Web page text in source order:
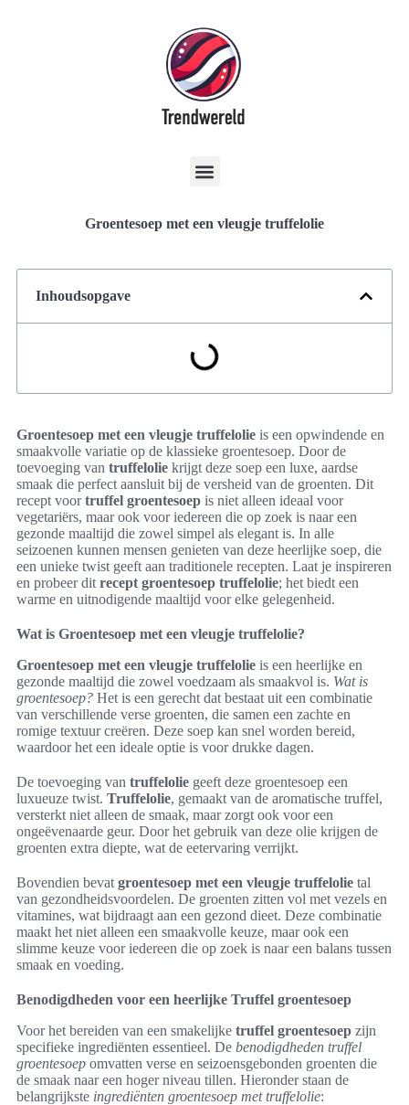
Groentesoep met een vleugje truffelolie
Inhoudsopgave
Groentesoep met een vleugje truffelolie is een opwindende en
smaakvolle variatie op de klassieke groentesoep. Door de
toevoeging van truffelolie krijgt deze soep een luxe, aardse
smaak die perfect aansluit bij de versheid van de groenten. Dit
recept voortruffel groentesoep is niet alleen ideaal voor
vegetariërs, maar ook voor iedereen die op zoek is naar een
gezonde maaltijd die zowel simpel als elegant is. In alle
seizoenen kunnen mensen genieten van deze heerlijke soep, die
een unieke twist geeft aan traditionele recepten. Laat je inspireren
en probeer dit recept groentesoep truffelolie; het biedt een
warme en uitnodigende maaltijd voor elke gelegenheid.
Wat is Groentesoep met een vleugje truffelolie?
Groentesoep met een vleugje truffelolie is een heerlijke en
gezonde maaltijd die zowel voedzaam als smaakvol is. Wat is
groentesoep? Het is een gerecht dat bestaat uit een combinatie
van verschillende verse groenten, die samen een zachte en
romige textuur creëren. Deze soep kan snel worden bereid,
waardoor het een ideale optie is voor drukke dagen.
De toevoeging van truffelolie geeft deze groentesoep een
luxueuze twist. Truffelolie, gemaakt van de aromatische truffel,
versterkt niet alleen de smaak, maar zorgt ook voor een
ongeëvenaarde geur. Door het gebruik van deze olie krijgen de
groenten extra diepte, wat de eetervaring verrijkt.
Bovendien bevat groentesoep met een vleugje truffelolie tal
van gezondheidsvoordelen. De groenten zitten vol met vezels en
vitamines, wat bijdraagt aan een gezond dieet. Deze combinatie
maakt het niet alleen een smaakvolle keuze, maar ook een
slimme keuze voor iedereen die op zoek is naar een balans tussen
smaak en voeding.
Benodigdheden voor een heerlijke Truffel groentesoep
Voor het bereiden van een smakelijke truffel groentesoep zijn
specifieke ingrediënten essentieel. De benodigdheden truffel
groentesoep omvatten verse en seizoensgebonden groenten die
de smaak naar een hoger niveau tillen. Hieronder staan de
belangrijkste ingrediënten groentesoep met truffelolie: